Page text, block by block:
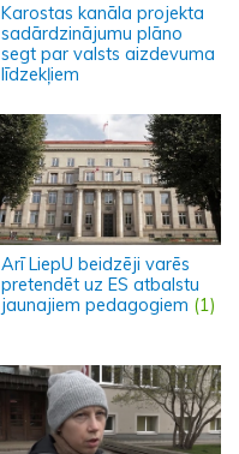
Karostas kanāla projekta
sadārdzinājumu plāno
segt par valsts aizdevuma
līdzekļiem
Arī LiepU beidzēji varēs
pretendēt uz ES atbalstu
jaunajiem pedagogiem (1)